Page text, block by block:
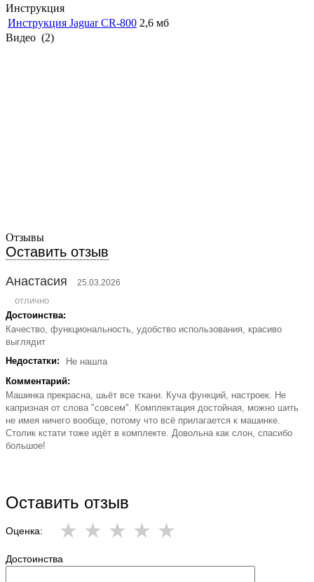
Инструкция
Инструкция Jaguar CR-800 2,6 мб
Видео (2)
Отзывы
Оставить отзыв
Анастасия 25.03.2026
отлично
Достоинства:
Качество, функциональность, удобство использования, красиво
выглядит
Недостатки:
Не нашла
Комментарий:
Машинка прекрасна, шьёт все ткани. Куча функций, настроек. Не
капризная от слова "совсем". Комплектация достойная, можно шить
не имея ничего вообще, потому что всё прилагается к машинке.
Столик кстати тоже идёт в комплекте. Довольна как слон, спасибо
большое!
Оставить отзыв
Оценка:
Достоинства